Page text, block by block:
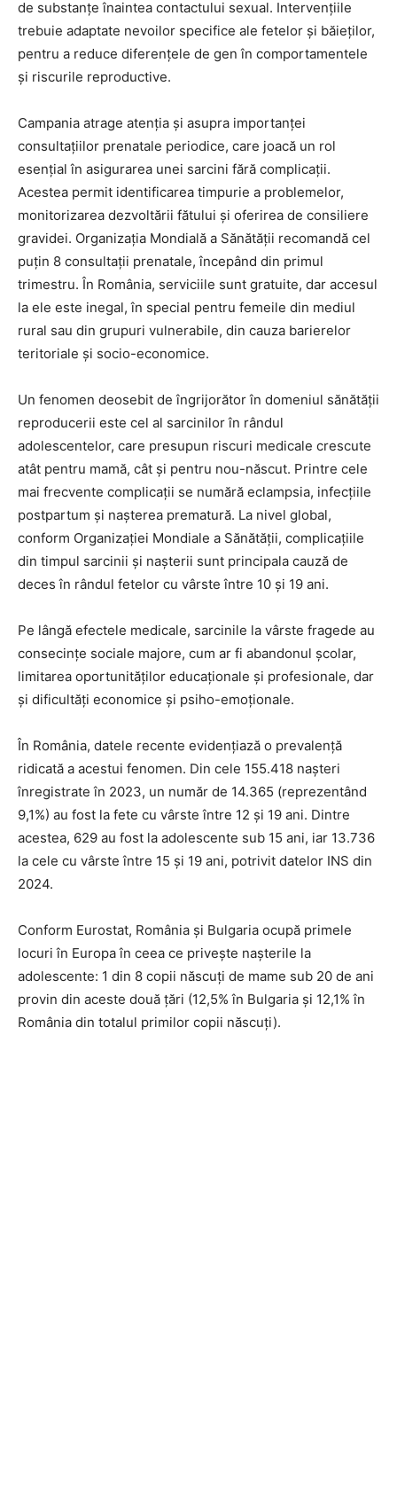
de substanțe înaintea contactului sexual. Intervențiile
trebuie adaptate nevoilor specifice ale fetelor și băieților,
pentru a reduce diferențele de gen în comportamentele
și riscurile reproductive.
Campania atrage atenția și asupra importanței
consultațiilor prenatale periodice, care joacă un rol
esențial în asigurarea unei sarcini fără complicații.
Acestea permit identificarea timpurie a problemelor,
monitorizarea dezvoltării fătului și oferirea de consiliere
gravidei. Organizația Mondială a Sănătății recomandă cel
puțin 8 consultații prenatale, începând din primul
trimestru. În România, serviciile sunt gratuite, dar accesul
la ele este inegal, în special pentru femeile din mediul
rural sau din grupuri vulnerabile, din cauza barierelor
teritoriale și socio-economice.
Un fenomen deosebit de îngrijorător în domeniul sănătății
reproducerii este cel al sarcinilor în rândul
adolescentelor, care presupun riscuri medicale crescute
atât pentru mamă, cât și pentru nou-născut. Printre cele
mai frecvente complicații se numără eclampsia, infecțiile
postpartum și nașterea prematură. La nivel global,
conform Organizației Mondiale a Sănătății, complicațiile
din timpul sarcinii și nașterii sunt principala cauză de
deces în rândul fetelor cu vârste între 10 și 19 ani.
Pe lângă efectele medicale, sarcinile la vârste fragede au
consecințe sociale majore, cum ar fi abandonul școlar,
limitarea oportunităților educaționale și profesionale, dar
și dificultăți economice și psiho-emoționale.
În România, datele recente evidențiază o prevalență
ridicată a acestui fenomen. Din cele 155.418 nașteri
înregistrate în 2023, un număr de 14.365 (reprezentând
9,1%) au fost la fete cu vârste între 12 și 19 ani. Dintre
acestea, 629 au fost la adolescente sub 15 ani, iar 13.736
la cele cu vârste între 15 și 19 ani, potrivit datelor INS din
2024.
Conform Eurostat, România și Bulgaria ocupă primele
locuri în Europa în ceea ce privește nașterile la
adolescente: 1 din 8 copii născuți de mame sub 20 de ani
provin din aceste două țări (12,5% în Bulgaria și 12,1% în
România din totalul primilor copii născuți).